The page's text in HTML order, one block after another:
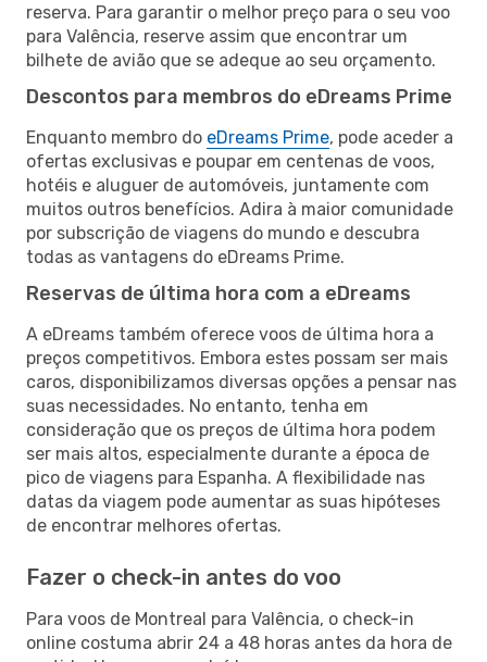
reserva. Para garantir o melhor preço para o seu voo
para Valência, reserve assim que encontrar um
bilhete de avião que se adeque ao seu orçamento.
Descontos para membros do eDreams Prime
Enquanto membro do eDreams Prime, pode aceder a
ofertas exclusivas e poupar em centenas de voos,
hotéis e aluguer de automóveis, juntamente com
muitos outros benefícios. Adira à maior comunidade
por subscrição de viagens do mundo e descubra
todas as vantagens do eDreams Prime.
Reservas de última hora com a eDreams
A eDreams também oferece voos de última hora a
preços competitivos. Embora estes possam ser mais
caros, disponibilizamos diversas opções a pensar nas
suas necessidades. No entanto, tenha em
consideração que os preços de última hora podem
ser mais altos, especialmente durante a época de
pico de viagens para Espanha. A flexibilidade nas
datas da viagem pode aumentar as suas hipóteses
de encontrar melhores ofertas.
Fazer o check-in antes do voo
Para voos de Montreal para Valência, o check-in
online costuma abrir 24 a 48 horas antes da hora de